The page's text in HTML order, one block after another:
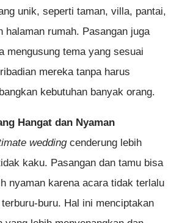
unik, seperti taman, villa, pantai,
halaman rumah. Pasangan juga
mengusung tema yang sesuai
mereka tanpa harus
kebutuhan banyak orang.
Hangat dan Nyaman
weddingcenderung lebih
kaku. Pasangan dan tamu bisa
nyaman karena acara tidak terlalu
buru. Hal ini menciptakan